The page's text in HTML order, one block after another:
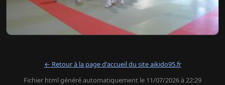
← Retour à la page d'accueil du site aikido95.fr
Fichier html généré automatiquement le 11/07/2026 à 22:29